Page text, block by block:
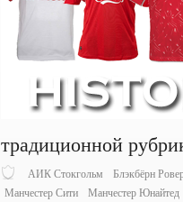
традиционной
АИК Стокгольм
Блэкбёрн
Манчестер Сити
Манчестер Юнайтед